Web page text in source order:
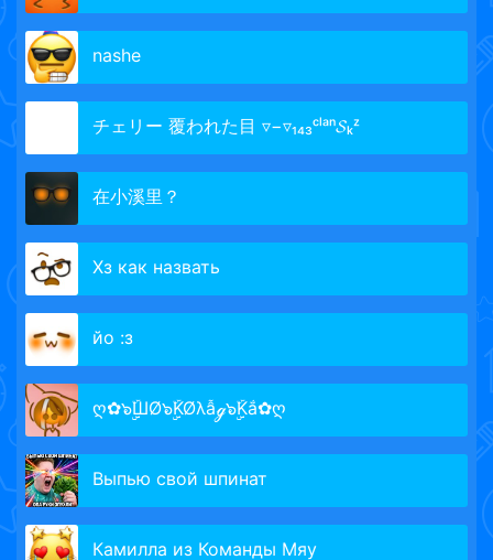
nashe
チェリー 覆われた目 ▿−▿₁₄₃ᶜˡᵃⁿ𝓢ₖᶻ
在小溪里？
Хз как назвать
йо :з
ღ✿๖ۣۣۜШØ๖ۣۣۜKØλẫℊ๖ۣۣۜKắ✿ღ
Выпью свой шпинат
Камилла из Команды Мяу